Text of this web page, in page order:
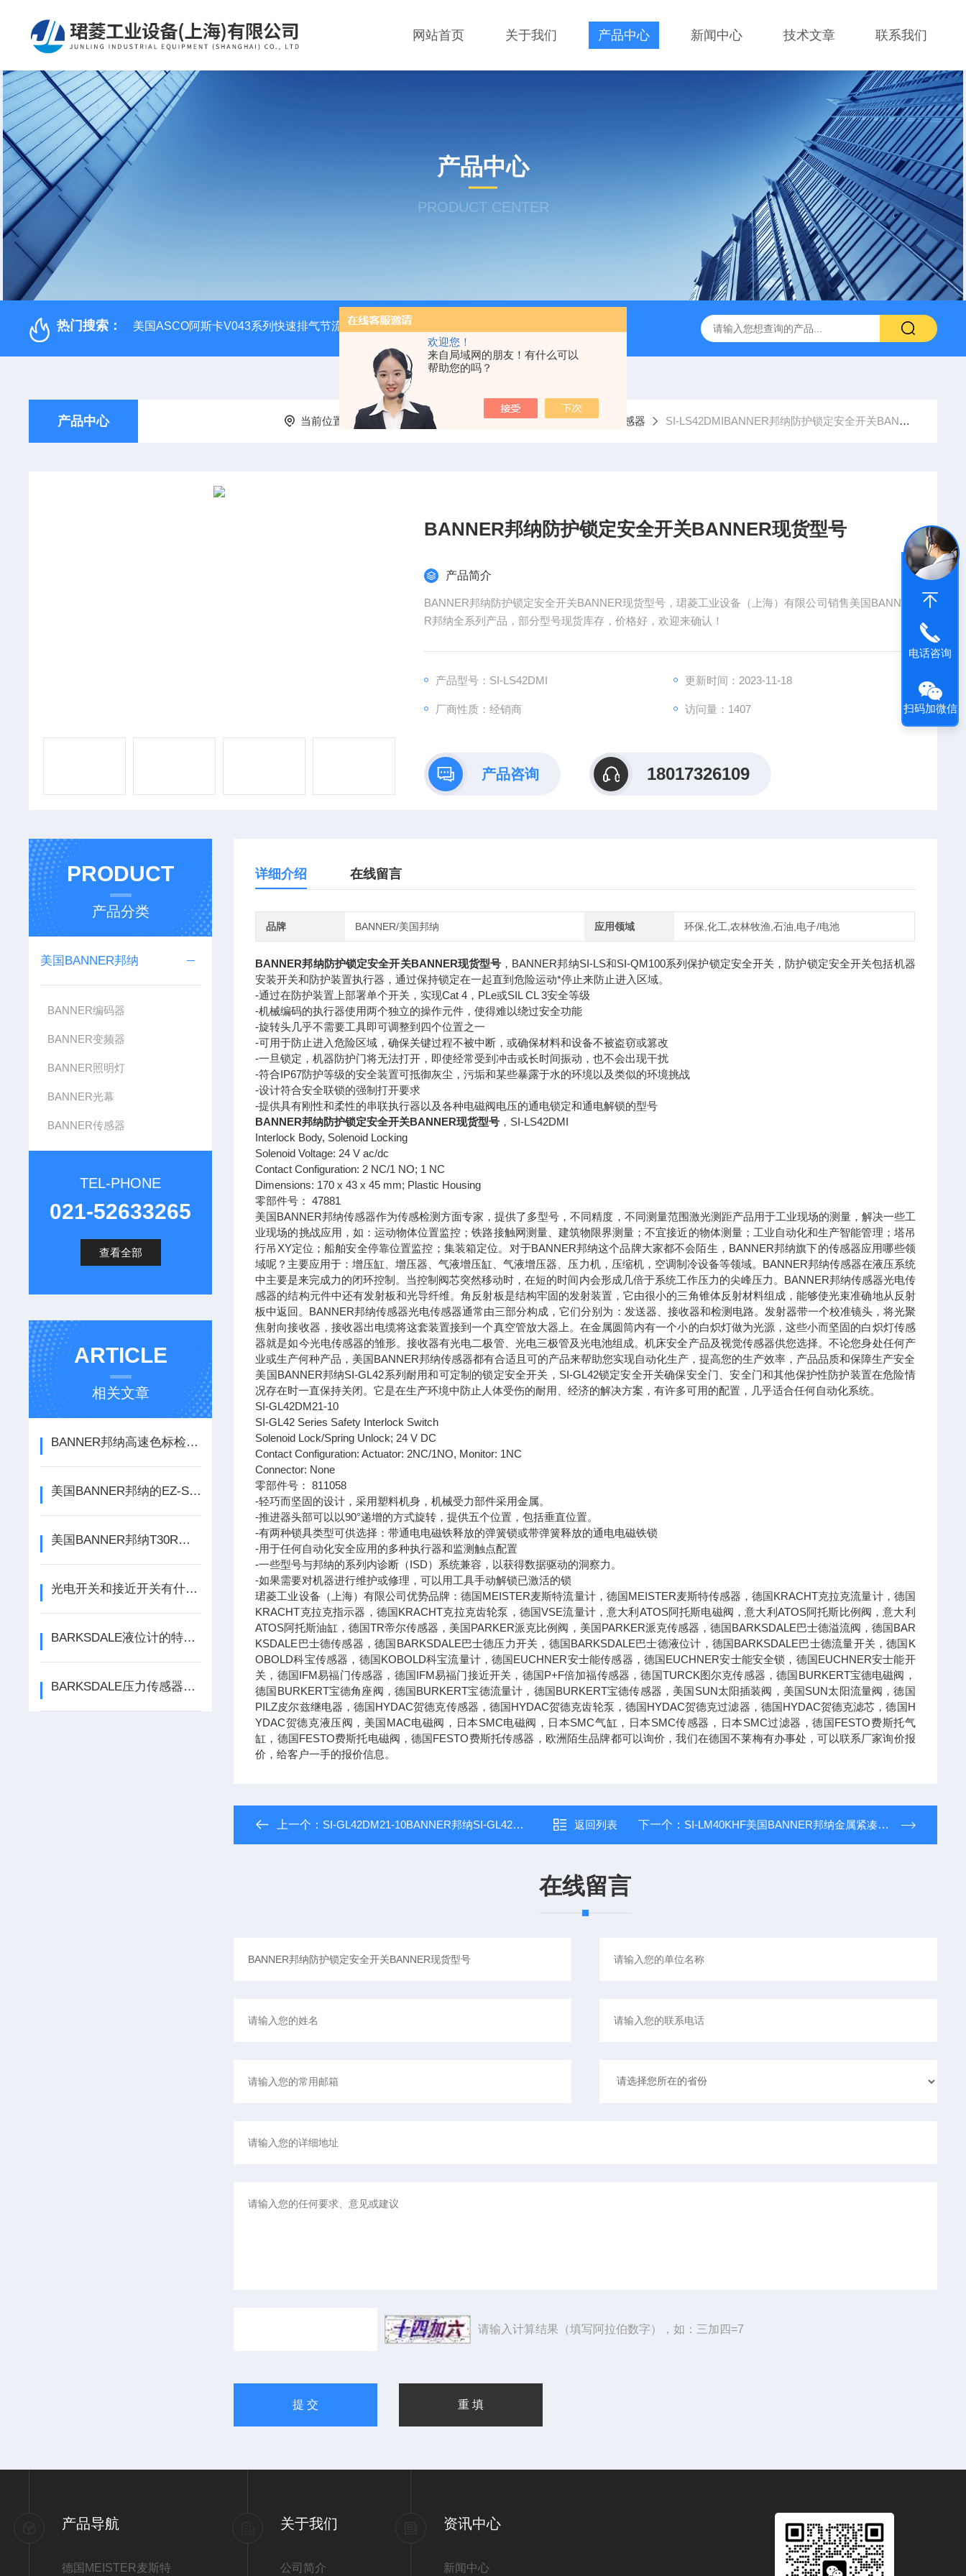
欢迎您！
来自局域网的朋友！有什么可以
帮助您的吗？
网站首页 关于我们 产品中心 新闻中心 技术文章 联系我们
产品中心
PRODUCT CENTER
热门搜索： 美国ASCO阿斯卡V043系列快速排气节流阀 RVM/U-2/1 G 1/2MEISTER流量传感器 HEIDENHAIN海德汉角度编码器全系列介绍 0631-053BARKSDALE
产品中心 当前位置： 首页 产品中心 美国BANNER邦纳 BANNER传感器 SI-LS42DMIBANNER邦纳防护锁定安全开关BANNER现货型号
BANNER邦纳防护锁定安全开关BANNER现货型号
产品简介
BANNER邦纳防护锁定安全开关BANNER现货型号，珺菱工业设备（上海）有限公司销售美国BANNE
R邦纳全系列产品，部分型号现货库存，价格好，欢迎来确认！
产品型号：SI-LS42DMI 更新时间：2023-11-18
厂商性质：经销商 访问量：1407
产品咨询 18017326109
PRODUCT
产品分类
美国BANNER邦纳
BANNER编码器
BANNER变频器
BANNER照明灯
BANNER光幕
BANNER传感器
TEL-PHONE
021-52633265
查看全部
ARTICLE
相关文章
BANNER邦纳高速色标检测Q3XTBLD50-Q8
美国BANNER邦纳的EZ-Screen LS安全光幕选购问题
美国BANNER邦纳T30R传感器可防止碰撞方案
光电开关和接近开关有什么区别？
BARKSDALE液位计的特点是什么？有哪些应用？
BARKSDALE压力传感器的工作原理及其应用
详细介绍 在线留言
品牌 BANNER/美国邦纳 应用领域 环保,化工,农林牧渔,石油,电子/电池
BANNER邦纳防护锁定安全开关BANNER现货型号 ，BANNER邦纳SI-LS和SI-QM100系列保护锁定安全开关，防护锁定安全开关包括机器
安装开关和防护装置执行器，通过保持锁定在一起直到危险运动*停止来防止进入区域。
-通过在防护装置上部署单个开关，实现Cat 4，PLe或SIL CL 3安全等级
-机械编码的执行器使用两个独立的操作元件，使得难以绕过安全功能
-旋转头几乎不需要工具即可调整到四个位置之一
-可用于防止进入危险区域，确保关键过程不被中断，或确保材料和设备不被盗窃或篡改
-一旦锁定，机器防护门将无法打开，即使经常受到冲击或长时间振动，也不会出现干扰
-符合IP67防护等级的安全装置可抵御灰尘，污垢和某些暴露于水的环境以及类似的环境挑战
-设计符合安全联锁的强制打开要求
-提供具有刚性和柔性的串联执行器以及各种电磁阀电压的通电锁定和通电解锁的型号
BANNER邦纳防护锁定安全开关BANNER现货型号 ， SI-LS42DMI
Interlock Body, Solenoid Locking
Solenoid Voltage: 24 V ac/dc
Contact Configuration: 2 NC/1 NO; 1 NC
Dimensions: 170 x 43 x 45 mm; Plastic Housing
零部件号： 47881
美国BANNER邦纳传感器作为传感检测方面专家，提供了多型号，不同精度，不同测量范围激光测距产品用于工业现场的测量，解决一些工
业现场的挑战应用，如：运动物体位置监控；铁路接触网测量、建筑物限界测量；不宜接近的物体测量；工业自动化和生产智能管理；塔吊
行吊XY定位；船舶安全停靠位置监控；集装箱定位。对于BANNER邦纳这个品牌大家都不会陌生，BANNER邦纳旗下的传感器应用哪些领
域呢？主要应用于：增压缸、增压器、气液增压缸、气液增压器、压力机，压缩机，空调制冷设备等领域。BANNER邦纳传感器在液压系统
中主要是来完成力的闭环控制。当控制阀芯突然移动时，在短的时间内会形成几倍于系统工作压力的尖峰压力。BANNER邦纳传感器光电传
感器的结构元件中还有发射板和光导纤维。角反射板是结构牢固的发射装置，它由很小的三角锥体反射材料组成，能够使光束准确地从反射
板中返回。BANNER邦纳传感器光电传感器通常由三部分构成，它们分别为：发送器、接收器和检测电路。发射器带一个校准镜头，将光聚
焦射向接收器，接收器出电缆将这套装置接到一个真空管放大器上。在金属圆筒内有一个小的白炽灯做为光源，这些小而坚固的白炽灯传感
器就是如今光电传感器的雏形。接收器有光电二极管、光电三极管及光电池组成。机床安全产品及视觉传感器供您选择。不论您身处任何产
业或生产何种产品，美国BANNER邦纳传感器都有合适且可的产品来帮助您实现自动化生产，提高您的生产效率，产品品质和保障生产安全
美国BANNER邦纳SI-GL42系列耐用和可定制的锁定安全开关，SI-GL42锁定安全开关确保安全门、安全门和其他保护性防护装置在危险情
况存在时一直保持关闭。它是在生产环境中防止人体受伤的耐用、经济的解决方案，有许多可用的配置，几乎适合任何自动化系统。
SI-GL42DM21-10
SI-GL42 Series Safety Interlock Switch
Solenoid Lock/Spring Unlock; 24 V DC
Contact Configuration: Actuator: 2NC/1NO, Monitor: 1NC
Connector: None
零部件号： 811058
-轻巧而坚固的设计，采用塑料机身，机械受力部件采用金属。
-推进器头部可以以90°递增的方式旋转，提供五个位置，包括垂直位置。
-有两种锁具类型可供选择：带通电电磁铁释放的弹簧锁或带弹簧释放的通电电磁铁锁
-用于任何自动化安全应用的多种执行器和监测触点配置
-一些型号与邦纳的系列内诊断（ISD）系统兼容，以获得数据驱动的洞察力。
-如果需要对机器进行维护或修理，可以用工具手动解锁已激活的锁
珺菱工业设备（上海）有限公司优势品牌：德国MEISTER麦斯特流量计，德国MEISTER麦斯特传感器，德国KRACHT克拉克流量计，德国
KRACHT克拉克指示器，德国KRACHT克拉克齿轮泵，德国VSE流量计，意大利ATOS阿托斯电磁阀，意大利ATOS阿托斯比例阀，意大利
ATOS阿托斯油缸，德国TR帝尔传感器，美国PARKER派克比例阀，美国PARKER派克传感器，德国BARKSDALE巴士德溢流阀，德国BAR
KSDALE巴士德传感器，德国BARKSDALE巴士德压力开关，德国BARKSDALE巴士德液位计，德国BARKSDALE巴士德流量开关，德国K
OBOLD科宝传感器，德国KOBOLD科宝流量计，德国EUCHNER安士能传感器，德国EUCHNER安士能安全锁，德国EUCHNER安士能开
关，德国IFM易福门传感器，德国IFM易福门接近开关，德国P+F倍加福传感器，德国TURCK图尔克传感器，德国BURKERT宝德电磁阀，
德国BURKERT宝德角座阀，德国BURKERT宝德流量计，德国BURKERT宝德传感器，美国SUN太阳插装阀，美国SUN太阳流量阀，德国
PILZ皮尔兹继电器，德国HYDAC贺德克传感器，德国HYDAC贺德克齿轮泵，德国HYDAC贺德克过滤器，德国HYDAC贺德克滤芯，德国H
YDAC贺德克液压阀，美国MAC电磁阀，日本SMC电磁阀，日本SMC气缸，日本SMC传感器，日本SMC过滤器，德国FESTO费斯托气
缸，德国FESTO费斯托电磁阀，德国FESTO费斯托传感器，欧洲陌生品牌都可以询价，我们在德国不莱梅有办事处，可以联系厂家询价报
价，给客户一手的报价信息。
上一个： SI-GL42DM21-10BANNER邦纳SI-GL42系列保护锁定安全开关 返回列表 下一个： SI-LM40KHF美国BANNER邦纳金属紧凑型安全开关
在线留言
请输入计算结果（填写阿拉伯数字），如：三加四=7
产品导航
德国MEISTER麦斯特
关于我们
公司简介
资讯中心
新闻中心
电话咨询
扫码加微信